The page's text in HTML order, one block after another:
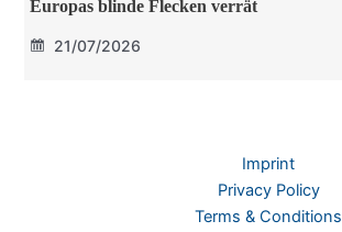
Europas blinde Flecken verrät
21/07/2026
Imprint
Privacy Policy
Terms & Conditions